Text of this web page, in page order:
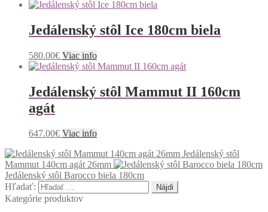
Jedálenský stôl Ice 180cm biela
580.00€ Viac info
Jedálenský stôl Mammut II 160cm
agát
647.00€ Viac info
Jedálenský stôl
Mammut 140cm agát 26mm
Jedálenský stôl Barocco biela 180cm
Hľadať:
Kategórie produktov